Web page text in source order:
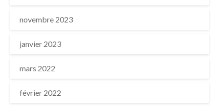
novembre 2023
janvier 2023
mars 2022
février 2022